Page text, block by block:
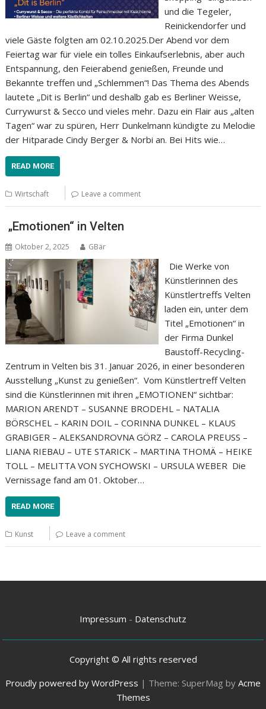
und die Tegeler,
Reinickendorfer und
viele Gäste folgten am 02.10.2025.Der Abend vor dem
Feiertag war für viele ein tolles Einkaufserlebnis, aber auch
Entspannung, den Feierabend genießen, Freunde und
Bekannte treffen und „Schlemmen“! Das Thema des Abends
lautete „Dit is Berlin“ und deshalb gab es Berliner Weisse,
Currywurst & Secco und vieles mehr. Dazu ein Flair aus „alten
Tagen“ war zu spüren, Herr Dunkelmann kündigte zu Melodie
der Hitparade Cindy Berger & Norbi an. Bei Hits wie…
READ MORE
Wirtschaft Leave a comment
„Emotionen“ in Velten
Oktober 2, 2025 GBär
Die Werke von
Künstlerinnen des
Künstlertreffs Velten
laden ein, unter dem
Titel „Emotionen“ in
der Firma Dunkel
Baustoff-Recycling-
Zentrum in Velten bis 31. Januar 2026, in einer besonderen
Ausstellung „Kunst zu genießen“. Vom Künstlertreff Velten
sind die Künstlerinnen mit ihren „EMOTIONEN“ sichtbar:
MARION ARENDT – SUSANNE BRODEHL – NATALIA
BÖRSCHEL – KARIN DOIL – CORINNA DUNKEL – KLAUS
GRABIGER – ALEKSANDROVNA GÖRZ – CAROLA PREUSS –
LIANA RIEBAU – UTE STARICK – MARTINA THOMÄ – HEIKE
TOLL – MELITTA VON SYCHOWSKI – URSULA WEBER Die
Vernissage fand am 01. Oktober…
READ MORE
Kunst Leave a comment
Impressum - Datenschutz
Copyright © All rights reserved
Proudly powered by WordPress | Theme: SuperMag by Acme
Themes